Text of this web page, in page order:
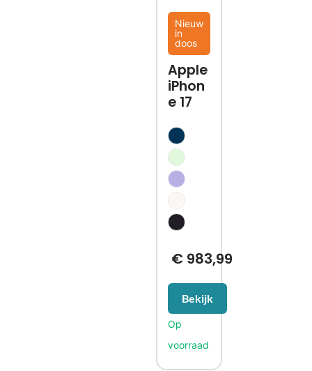
Nieuw
in
doos
Apple
iPhon
e 17
€983,99
Bekijk